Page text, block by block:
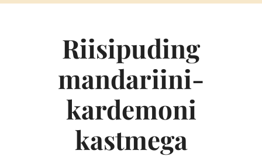
Riisipuding
mandariini-
kardemoni
kastmega